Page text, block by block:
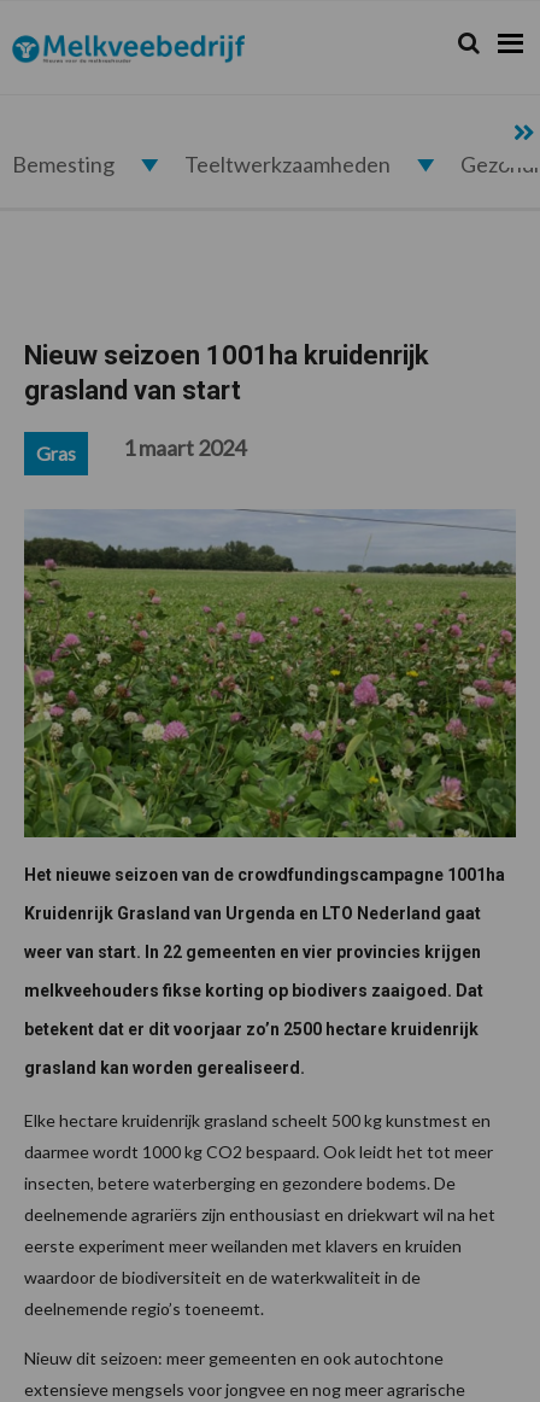
de
hoofdnavigatie
de
hoofd
de
eerste
de
voettekst
Melkveebedrijf.nl Zoeken...
Zoek
Bemesting Teeltwerkzaamheden
Nieuw seizoen 1001ha kruidenrijk
grasland van start
Gras 1 maart 2024
Het nieuwe seizoen van de crowdfundingscampagne 1001ha
Kruidenrijk Grasland van Urgenda en LTO Nederland gaat
weer van start. In 22 gemeenten en vier provincies krijgen
melkveehouders fikse korting op biodivers zaaigoed. Dat
betekent dat er dit voorjaar zo’n 2500 hectare kruidenrijk
grasland kan worden gerealiseerd.
Elke hectare kruidenrijk grasland scheelt 500 kg kunstmest en
daarmee wordt 1000 kg CO2 bespaard. Ook leidt het tot meer
insecten, betere waterberging en gezondere bodems. De
deelnemende agrariërs zijn enthousiast en driekwart wil na het
eerste experiment meer weilanden met klavers en kruiden
waardoor de biodiversiteit en de waterkwaliteit in de
deelnemende regio’s toeneemt.
Nieuw dit seizoen: meer gemeenten en ook autochtone
extensieve mengsels voor jongvee en nog meer agrarische